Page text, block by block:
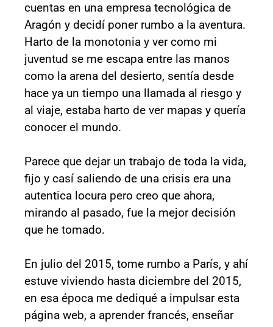
cuentas en una empresa tecnológica de
Aragón y decidí poner rumbo a la aventura.
Harto de la monotonia y ver como mi
juventud se me escapa entre las manos
como la arena del desierto, sentía desde
hace ya un tiempo una llamada al riesgo y
al viaje, estaba harto de ver mapas y quería
conocer el mundo.
Parece que dejar un trabajo de toda la vida,
fijo y casí saliendo de una crisis era una
autentica locura pero creo que ahora,
mirando al pasado, fue la mejor decisión
que he tomado.
En julio del 2015, tome rumbo a París, y ahí
estuve viviendo hasta diciembre del 2015,
en esa época me dediqué a impulsar esta
página web, a aprender francés, enseñar